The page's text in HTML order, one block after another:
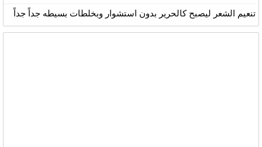
تنعيم الشعر ليصبح كالحرير بدون استشوار وبخلطات بسيطه جداً جداً